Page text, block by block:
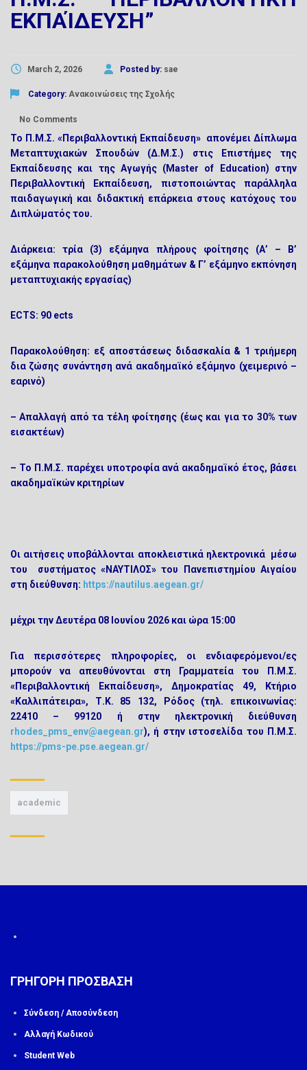
ΕΚΠΑΊΔΕΥΣΗ”
March 2, 2026 Posted by: sae
Category: Ανακοινώσεις της Σχολής
No Comments
Το Π.Μ.Σ. «Περιβαλλοντική Εκπαίδευση» απονέμει Δίπλωμα
Μεταπτυχιακών Σπουδών (Δ.Μ.Σ.) στις Επιστήμες της
Εκπαίδευσης και της Αγωγής (Master of Education) στην
Περιβαλλοντική Εκπαίδευση, πιστοποιώντας παράλληλα
παιδαγωγική και διδακτική επάρκεια στους κατόχους του
Διπλώματός του.
Διάρκεια: τρία (3) εξάμηνα πλήρους φοίτησης (Α’ – Β’
εξάμηνα παρακολούθηση μαθημάτων & Γ’ εξάμηνο εκπόνηση
μεταπτυχιακής εργασίας)
ECTS: 90 ects
Παρακολούθηση: εξ αποστάσεως διδασκαλία & 1 τριήμερη
δια ζώσης συνάντηση ανά ακαδημαϊκό εξάμηνο (χειμερινό –
εαρινό)
– Απαλλαγή από τα τέλη φοίτησης (έως και για το 30% των
εισακτέων)
– Το Π.Μ.Σ. παρέχει υποτροφία ανά ακαδημαϊκό έτος, βάσει
ακαδημαϊκών κριτηρίων
Οι αιτήσεις υποβάλλονται αποκλειστικά ηλεκτρονικά μέσω
του συστήματος «ΝΑΥΤΙΛΟΣ» του Πανεπιστημίου Αιγαίου
στη διεύθυνση: https://nautilus.aegean.gr/
μέχρι τηνΔευτέρα 08 Ιουνίου 2026 και ώρα 15:00
Για περισσότερες πληροφορίες, οι ενδιαφερόμενοι/ες
μπορούν να απευθύνονται στη Γραμματεία του Π.Μ.Σ.
«Περιβαλλοντική Εκπαίδευση», Δημοκρατίας 49, Κτήριο
«Καλλιπάτειρα», Τ.Κ. 85 132, Ρόδος (τηλ. επικοινωνίας:
22410 – 99120 ή στην ηλεκτρονική διεύθυνση
rhodes_pms_env@aegean.gr), ή στην ιστοσελίδα του Π.Μ.Σ.
https://pms-pe.pse.aegean.gr/
academic
ΓΡΗΓΟΡΗ ΠΡΟΣΒΑΣΗ
Σύνδεση / Αποσύνδεση
Αλλαγή Κωδικού
Student Web